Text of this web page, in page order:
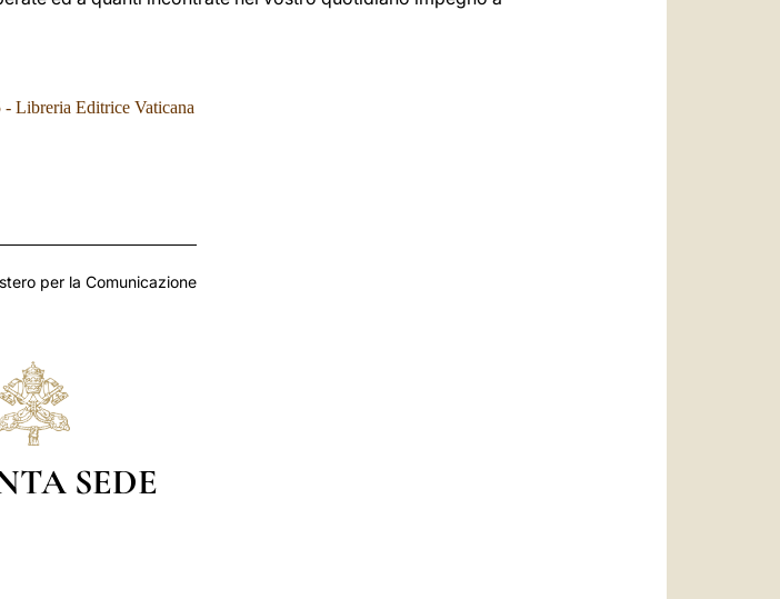
- Libreria Editrice Vaticana
per la Comunicazione
SEDE